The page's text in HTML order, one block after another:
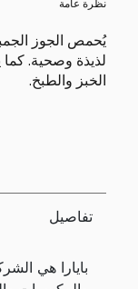
نظرة عامة
يُحمص الجوز
لذيذة وصحية.
الخبز والطبخ.
تفاصيل
بايارا هي